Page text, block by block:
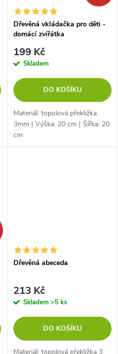
Dřevěná vkládačka pro děti -
domácí zvířátka
199 Kč
Skladem
DO KOŠÍKU
Materiál: topolová překližka
3mm | Výška: 20 cm | Šířka: 20
cm
Dřevěná abeceda
213 Kč
Skladem >5 ks
DO KOŠÍKU
Materiál: topolová překližka 3